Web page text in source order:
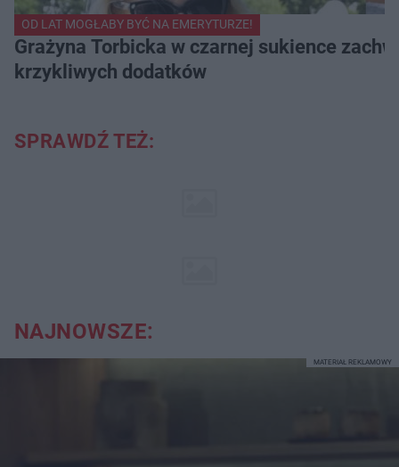
OD LAT MOGŁABY BYĆ NA EMERYTURZE!
Grażyna Torbicka w czarnej sukience
krzykliwych dodatków
SPRAWDŹ TEŻ:
NAJNOWSZE:
MATERIAŁ REKLAMOWY